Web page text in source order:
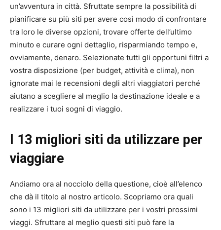
un’avventura in città. Sfruttate sempre la possibilità di
pianificare su più siti per avere così modo di confrontare
tra loro le diverse opzioni, trovare offerte dell’ultimo
minuto e curare ogni dettaglio, risparmiando tempo e,
ovviamente, denaro. Selezionate tutti gli opportuni filtri a
vostra disposizione (per budget, attività e clima), non
ignorate mai le recensioni degli altri viaggiatori perché
aiutano a scegliere al meglio la destinazione ideale e a
realizzare i tuoi sogni di viaggio.
I 13 migliori siti da utilizzare per
viaggiare
Andiamo ora al nocciolo della questione, cioè all’elenco
che dà il titolo al nostro articolo. Scopriamo ora quali
sono i 13 migliori siti da utilizzare per i vostri prossimi
viaggi. Sfruttare al meglio questi siti può fare la